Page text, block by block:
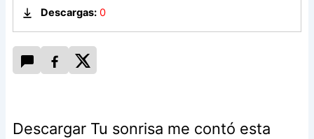
Descargas: 0
Descargar Tu sonrisa me contó esta